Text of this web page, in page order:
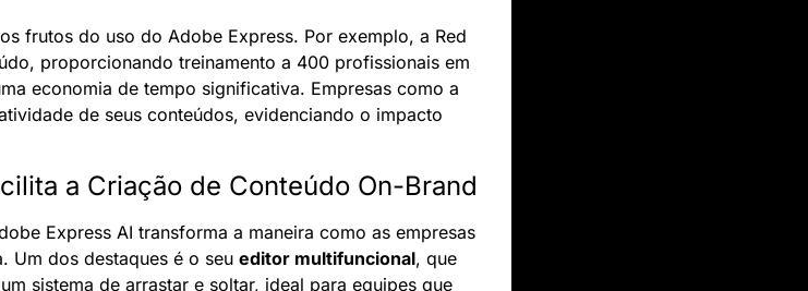
frutos do uso do Adobe Express. Por exemplo, a Red
proporcionando treinamento a 400 profissionais em
economia de tempo significativa. Empresas como a
de seus conteúdos, evidenciando o impacto
a Criação de Conteúdo On-Brand
Express AI transforma a maneira como as empresas
Um dos destaques é o seu editor multifuncional, que
sistema de arrastar e soltar, ideal para equipes que